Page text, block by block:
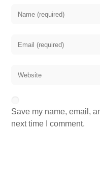
Save my name, email,
next time I comment.